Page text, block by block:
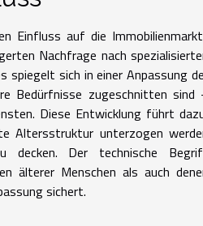
Einfluss auf die
Nachfrage nach
spiegelt sich in einer Anpassung
Bedürfnisse zugeschnitten sind
Diese Entwicklung führt
Altersstruktur unterzogen
decken. Der technische
älterer Menschen als auch
sichert.